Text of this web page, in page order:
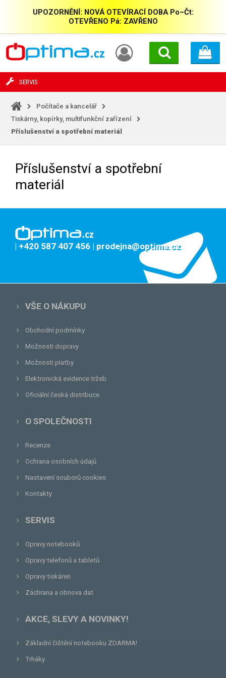
UPOZORNĚNÍ: NOVÁ OTEVÍRACÍ DOBA Po–Čt:
OTEVŘENO Pá: ZAVŘENO
SERVIS
Počítače a kancelář
Tiskárny, kopírky, multifunkční zařízení
Příslušenství a spotřební materiál
Příslušenství a spotřební
materiál
| +420 587 407 456 | prodejna@optima.cz
VŠE O NÁKUPU
Obchodní podmínky
Možnosti dopravy
Možnosti platby
Elektronická evidence tržeb
Oficiální česká distribuce
O SPOLEČNOSTI
Recenze
Ochrana osobních údajů
Nastavení souborů cookies
Kontakty
SERVIS
Opravy notebooků
Opravy telefonů a tabletů
Opravy tiskáren
Záchrana a obnova dat
AKCE, SLEVY A NOVINKY!
Základní čištění notebooku ZDARMA!
Trháky